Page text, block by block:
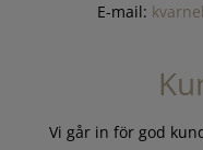
E-mail:
Vi går in för god